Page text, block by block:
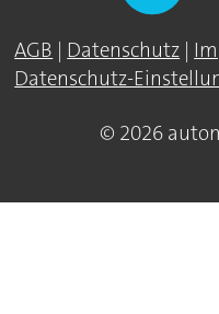
AGB | Datenschutz |
Datenschutz-
© 2026